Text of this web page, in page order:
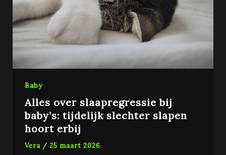
Baby
Alles over slaapregressie bij
baby’s: tijdelijk slechter slapen
hoort erbij
Vera / 25 maart 2026